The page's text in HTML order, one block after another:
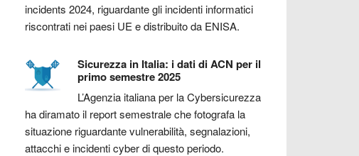
incidents 2024, riguardante gli incidenti informatici
riscontrati nei paesi UE e distribuito da ENISA.
Sicurezza in Italia: i dati di ACN per il
primo semestre 2025
L’Agenzia italiana per la Cybersicurezza
ha diramato il report semestrale che fotografa la
situazione riguardante vulnerabilità, segnalazioni,
attacchi e incidenti cyber di questo periodo.